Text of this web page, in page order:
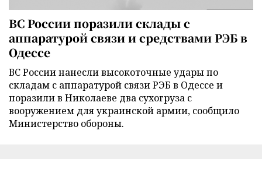
ВС России поразили склады с
аппаратурой связи и средствами РЭБ в
Одессе
ВС России нанесли высокоточные удары по
складам с аппаратурой связи РЭБ в Одессе и
поразили в Николаеве два сухогруза с
вооружением для украинской армии, сообщило
Министерство обороны.